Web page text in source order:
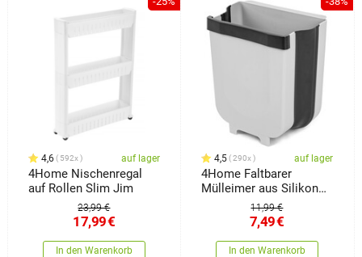
4,6 592x auf lager
4Home Nischenregal
auf Rollen Slim Jim
23,99 €
17,99€
In den Warenkorb
4,5 290x auf lager
4Home Faltbarer
Mülleimer aus Silikon
11,99 €
7,49€
In den Warenkorb